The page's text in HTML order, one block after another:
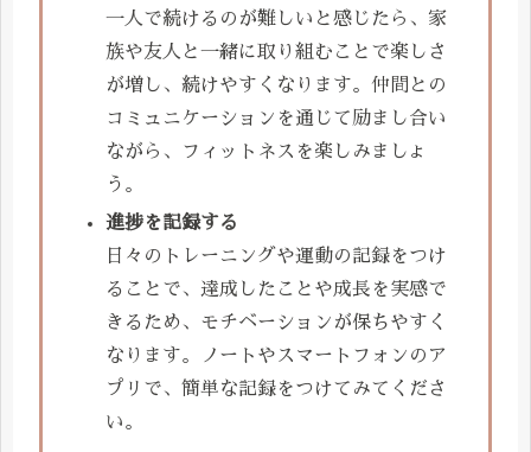
一人で続けるのが難しいと感じたら、家
族や友人と一緒に取り組むことで楽しさ
が増し、続けやすくなります。仲間との
コミュニケーションを通じて励まし合い
ながら、フィットネスを楽しみましょ
う。
進捗を記録する
日々のトレーニングや運動の記録をつけ
ることで、達成したことや成長を実感で
きるため、モチベーションが保ちやすく
なります。ノートやスマートフォンのア
プリで、簡単な記録をつけてみてくださ
い。